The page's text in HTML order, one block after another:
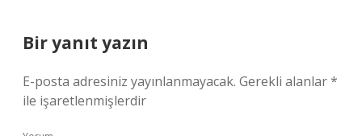
Bir yanıt yazın
E-posta adresiniz yayınlanmayacak. Gerekli alanlar*
ile işaretlenmişlerdir